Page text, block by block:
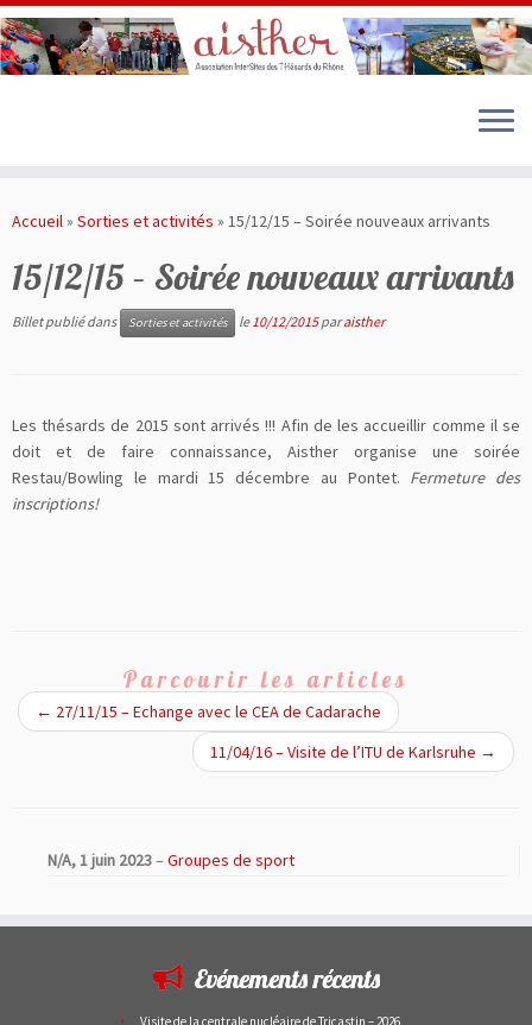
auAccueil » Sorties et activités » 15/12/15 – Soirée nouveaux arrivants
15/12/15 – Soirée nouveaux arrivants
Billet publié dans Sorties et activités le 10/12/2015 paraisther
Les thésards de 2015 sont arrivés !!! Afin de les accueillir comme il se
doit et de faire connaissance, Aisther organise une soirée
Restau/Bowling le mardi 15 décembre au Pontet. Fermeture des
inscriptions!
Parcourir les articles
← 27/11/15 – Echange avec le CEA de Cadarache
11/04/16 – Visite de l’ITU de Karlsruhe →
N/A, 1 juin 2023– Groupes de sport
Evénements récents
Visite de la centrale nucléaire de Tricastin – 2026